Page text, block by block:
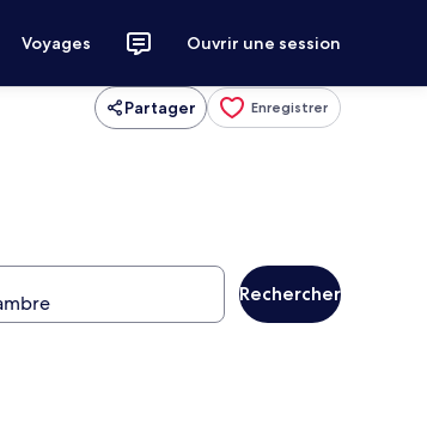
Voyages Ouvrir une session
Partager Enregistrer
Rechercher